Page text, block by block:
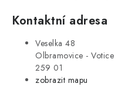
Kontaktní adresa
Veselka 48
Olbramovice - Votice
259 01
zobrazit mapu